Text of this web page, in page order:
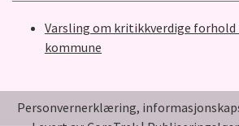
Varsling om kritikkverdige forhold
kommune
Personvernerklæring,